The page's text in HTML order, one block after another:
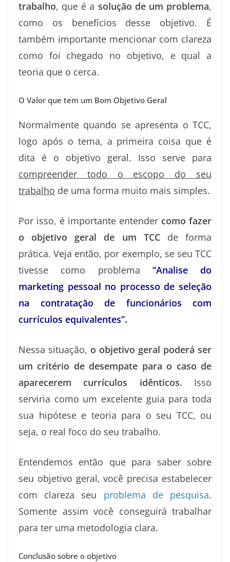
trabalho, que é a solução de um problema,
como os benefícios desse objetivo. É
também importante mencionar com clareza
como foi chegado no objetivo, e qual a
teoria que o cerca.
O Valor que tem um Bom Objetivo Geral
Normalmente quando se apresenta o TCC,
logo após o tema, a primeira coisa que é
dita é o objetivo geral. Isso serve para
compreender todo o escopo do seu
trabalho de uma forma muito mais simples.
Por isso, é importante entender como fazer
o objetivo geral de um TCCde forma
prática. Veja então, por exemplo, se seu TCC
tivesse como problema “Analise do
marketing pessoal no processo de seleção
na contratação de funcionários com
currículos equivalentes”.
Nessa situação, o objetivo geral poderá ser
um critério de desempate para o caso de
aparecerem currículos idênticos. Isso
serviria como um excelente guia para toda
sua hipótese e teoria para o seu TCC, ou
seja, o real foco do seu trabalho.
Entendemos então que para saber sobre
seu objetivo geral, você precisa estabelecer
com clareza seu problema de pesquisa.
Somente assim você conseguirá trabalhar
para ter uma metodologia clara.
Conclusão sobre o objetivo